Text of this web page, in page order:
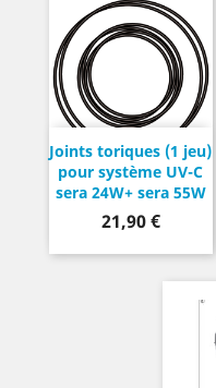
Joints toriques (1 jeu)
pour système UV-C
sera 24W+ sera 55W
Prix
21,90 €